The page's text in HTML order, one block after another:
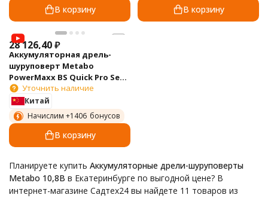
В корзину В корзину
28 126,40₽
Аккумуляторная дрель-
шуруповерт Metabo
PowerMaxx BS Quick Pro Set
600157880
Уточнить наличие
Китай
Начислим +1406 бонусов
В корзину
Планируете купить Аккумуляторные дрели-шуруповерты
Metabo 10,8В в Екатеринбурге по выгодной цене? В
интернет-магазине Садтех24 вы найдете 11 товаров из